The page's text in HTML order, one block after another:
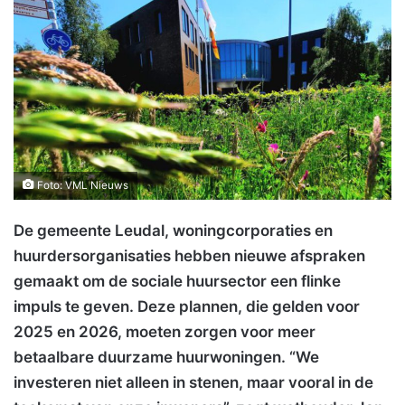
Foto: VML Nieuws
De gemeente Leudal, woningcorporaties en
huurdersorganisaties hebben nieuwe afspraken
gemaakt om de sociale huursector een flinke
impuls te geven. Deze plannen, die gelden voor
2025 en 2026, moeten zorgen voor meer
betaalbare duurzame huurwoningen. “We
investeren niet alleen in stenen, maar vooral in de